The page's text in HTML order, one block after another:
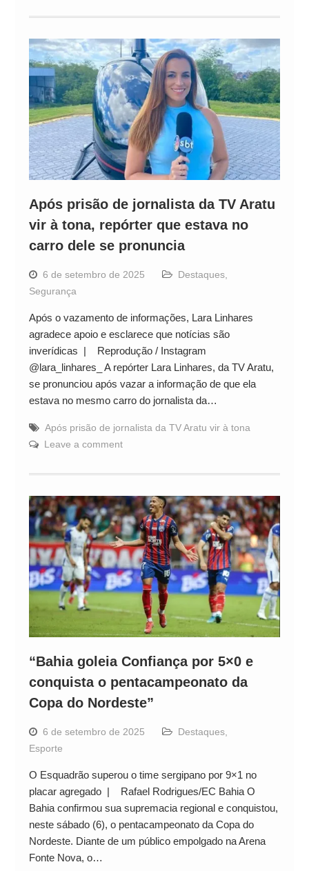
Após prisão de jornalista da TV Aratu
vir à tona, repórter que estava no
carro dele se pronuncia
6 de setembro de 2025 Destaques,
Segurança
Após o vazamento de informações, Lara Linhares
agradece apoio e esclarece que notícias são
inverídicas | Reprodução / Instagram
@lara_linhares_ A repórter Lara Linhares, da TV Aratu,
se pronunciou após vazar a informação de que ela
estava no mesmo carro do jornalista da…
Após prisão de jornalista da TV Aratu vir à tona
Leave a comment
“Bahia goleia Confiança por 5×0 e
conquista o pentacampeonato da
Copa do Nordeste”
6 de setembro de 2025 Destaques,
Esporte
O Esquadrão superou o time sergipano por 9×1 no
placar agregado | Rafael Rodrigues/EC Bahia O
Bahia confirmou sua supremacia regional e conquistou,
neste sábado (6), o pentacampeonato da Copa do
Nordeste. Diante de um público empolgado na Arena
Fonte Nova, o…